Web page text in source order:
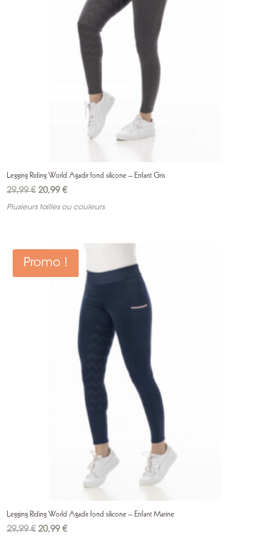
Legging Riding World Agadir fond silicone – Enfant Gris
29,99€ Le
prix
20,99€Le
prix
Plusieurs tailles ou couleurs
Promo !
Legging Riding World Agadir fond silicone – Enfant Marine
29,99€ Le
20,99€Le